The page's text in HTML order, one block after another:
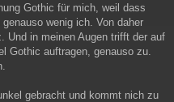
Gothic für mich, weil dass
wenig ich. Von daher
Und in meinen Augen trifft der auf
Gothic auftragen, genauso zu.
gebracht und kommt nich zu